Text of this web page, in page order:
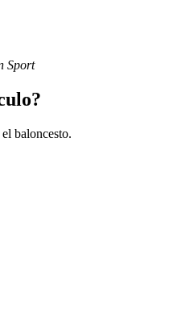
Sport
baloncesto.